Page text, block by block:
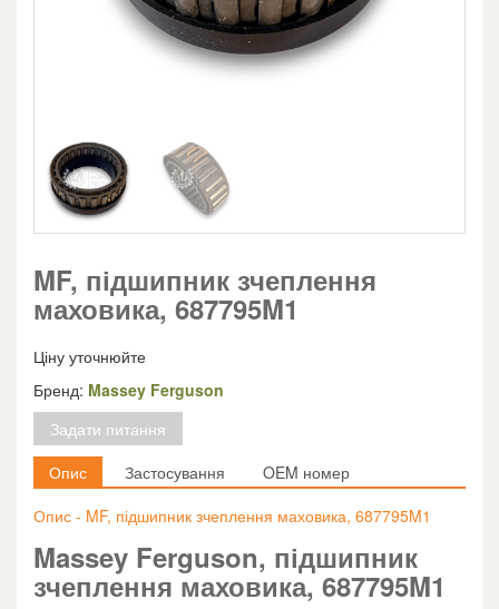
MF, підшипник зчеплення
маховика, 687795M1
Ціну уточнюйте
Бренд: Massey Ferguson
Задати питання
Опис
Застосування
OEM номер
Опис - MF, підшипник зчеплення маховика, 687795M1
Massey Ferguson, підшипник
зчеплення маховика, 687795M1